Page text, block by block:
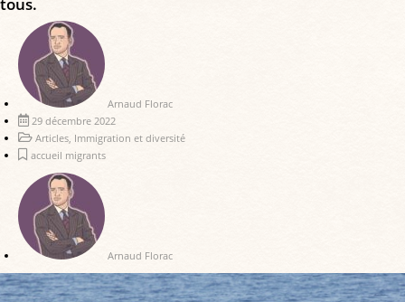
Arnaud Florac
29 décembre 2022
Articles Immigration et diversité
accueil migrants
Arnaud Florac